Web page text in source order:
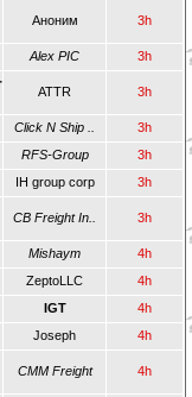
Аноним 3h
Alex PIC 3h
ATTR 3h
Click N Ship .. 3h
RFS-Group 3h
IH group corp 3h
CB Freight In.. 3h
Mishaym 4h
ZeptoLLC 4h
IGT 4h
Joseph 4h
CMM Freight 4h